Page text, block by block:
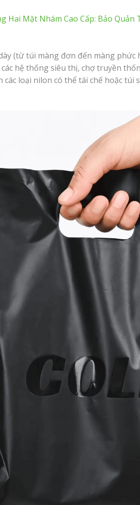
Hai Mặt Nhám Cao Cấp: Bảo
(từ túi màng đơn đến màng phức
hệ thống siêu thị, chợ truyền
loại nilon có thể tái chế hoặc